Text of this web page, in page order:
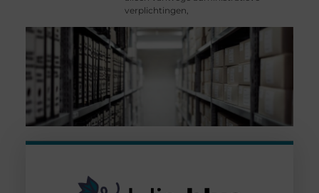
verplichtingen,